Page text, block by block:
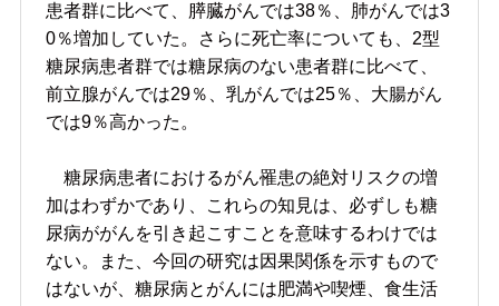
患者群に比べて、膵臓がんでは38％、肺がんでは3
0％増加していた。さらに死亡率についても、2型
糖尿病患者群では糖尿病のない患者群に比べて、
前立腺がんでは29％、乳がんでは25％、大腸がん
では9％高かった。
糖尿病患者におけるがん罹患の絶対リスクの増
加はわずかであり、これらの知見は、必ずしも糖
尿病ががんを引き起こすことを意味するわけでは
ない。また、今回の研究は因果関係を示すもので
はないが、糖尿病とがんには肥満や喫煙、食生活